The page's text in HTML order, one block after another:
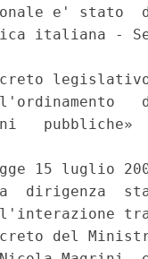
e' stato
italiana -
15 luglio
dirigenza
l'interazione
del